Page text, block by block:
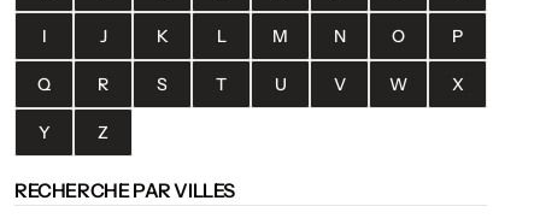
I J K L M N O P
Q R S T U V W X
Y Z
RECHERCHE PAR VILLES